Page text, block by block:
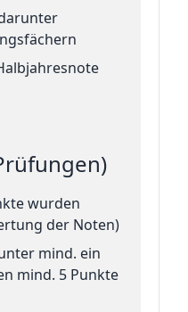
wurden
der Noten)
mind. ein
mind. 5 Punkte